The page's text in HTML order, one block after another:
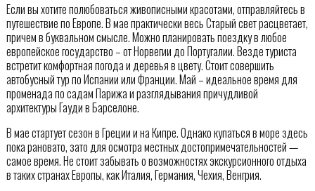
Если вы хотите полюбоваться живописными красотами, отправляйтесь в
путешествие по Европе. В мае практически весь Старый свет расцветает,
причем в буквальном смысле. Можно планировать поездку в любое
европейское государство – от Норвегии до Португалии. Везде туриста
встретит комфортная погода и деревья в цвету. Стоит совершить
автобусный тур по Испании или Франции. Май – идеальное время для
променада по садам Парижа и разглядывания причудливой
архитектуры Гауди в Барселоне.
В мае стартует сезон в Греции и на Кипре. Однако купаться в море здесь
пока рановато, зато для осмотра местных достопримечательностей —
самое время. Не стоит забывать о возможностях экскурсионного отдыха
в таких странах Европы, как Италия, Германия, Чехия, Венгрия.